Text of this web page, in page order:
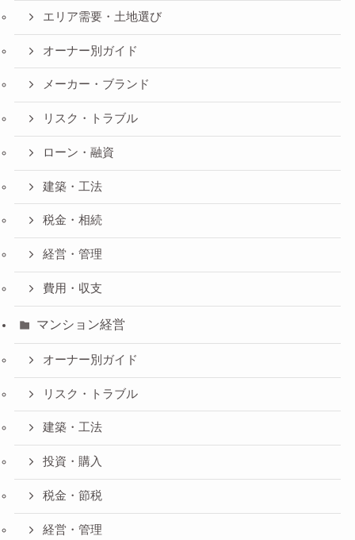
エリア需要・土地選び
オーナー別ガイド
メーカー・ブランド
リスク・トラブル
ローン・融資
建築・工法
税金・相続
経営・管理
費用・収支
マンション経営
オーナー別ガイド
リスク・トラブル
建築・工法
投資・購入
税金・節税
経営・管理